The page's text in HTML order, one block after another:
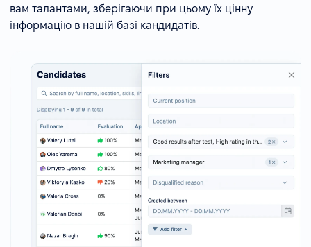
вам талантами, зберігаючи при цьому їх цінну
інформацію в нашій базі кандидатів.